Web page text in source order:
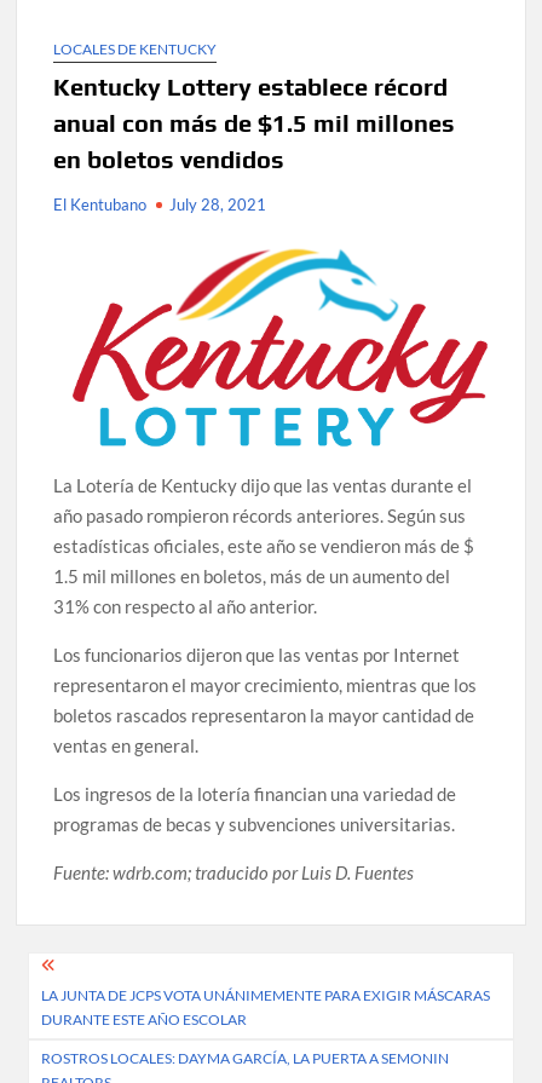
LOCALES DE KENTUCKY
Kentucky Lottery establece récord
anual con más de $1.5 mil millones
en boletos vendidos
El Kentubano July 28, 2021
La Lotería de Kentucky dijo que las ventas durante el
año pasado rompieron récords anteriores. Según sus
estadísticas oficiales, este año se vendieron más de $
1.5 mil millones en boletos, más de un aumento del
31% con respecto al año anterior.
Los funcionarios dijeron que las ventas por Internet
representaron el mayor crecimiento, mientras que los
boletos rascados representaron la mayor cantidad de
ventas en general.
Los ingresos de la lotería financian una variedad de
programas de becas y subvenciones universitarias.
Fuente: wdrb.com; traducido por Luis D. Fuentes
Post
navigation
LA JUNTA DE JCPS VOTA UNÁNIMEMENTE PARA EXIGIR MÁSCARAS
DURANTE ESTE AÑO ESCOLAR
ROSTROS LOCALES: DAYMA GARCÍA, LA PUERTA A SEMONIN